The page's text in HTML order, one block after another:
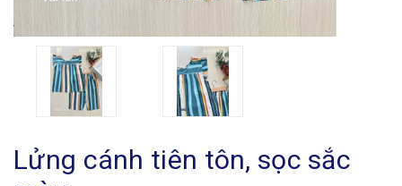
Lửng cánh tiên tôn, sọc sắc